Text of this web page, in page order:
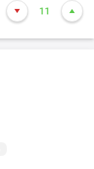
11